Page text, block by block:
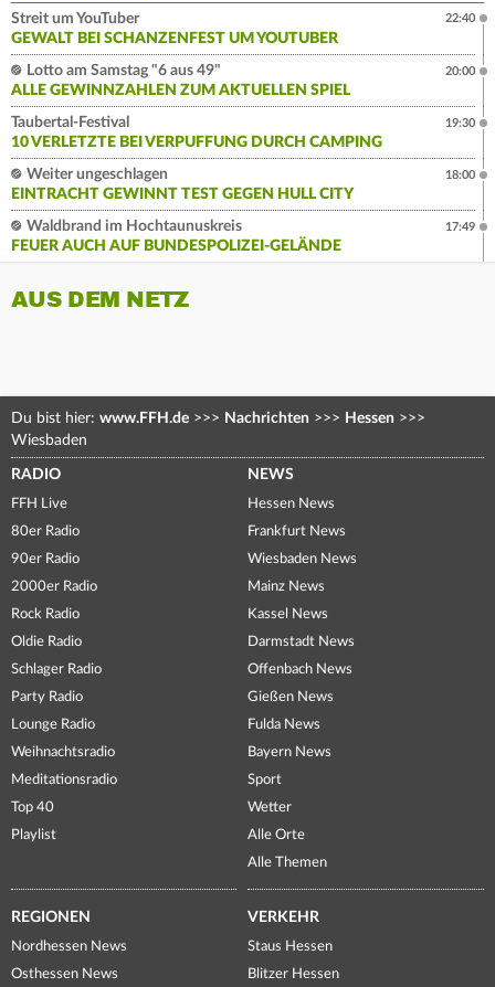
Streit um YouTuber
GEWALT BEI SCHANZENFEST UM YOUTUBER
22:40
Lotto am Samstag "6 aus 49"
ALLE GEWINNZAHLEN ZUM AKTUELLEN SPIEL
20:00
Taubertal-Festival
10 VERLETZTE BEI VERPUFFUNG DURCH CAMPING
19:30
Weiter ungeschlagen
EINTRACHT GEWINNT TEST GEGEN HULL CITY
18:00
Waldbrand im Hochtaunuskreis
FEUER AUCH AUF BUNDESPOLIZEI-GELÄNDE
17:49
AUS DEM NETZ
Du bist hier: www.FFH.de >>> Nachrichten >>> Hessen >>>
Wiesbaden
RADIO
FFH Live
80er Radio
90er Radio
2000er Radio
Rock Radio
Oldie Radio
Schlager Radio
Party Radio
Lounge Radio
Weihnachtsradio
Meditationsradio
Top 40
Playlist
NEWS
Hessen News
Frankfurt News
Wiesbaden News
Mainz News
Kassel News
Darmstadt News
Offenbach News
Gießen News
Fulda News
Bayern News
Sport
Wetter
Alle Orte
Alle Themen
REGIONEN
Nordhessen News
Osthessen News
VERKEHR
Staus Hessen
Blitzer Hessen